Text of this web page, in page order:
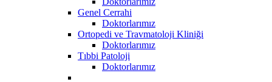
Genel Cerrahi
Doktorlarımız
Ortopedi ve Travmatoloji Kliniği
Doktorlarımız
Tıbbi Patoloji
Doktorlarımız